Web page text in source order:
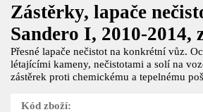
Zástěrky, lapače
Sandero I, 2010-2014,
Přesné lapače nečistot na konkrétní vůz.
létajícími kameny, nečistotami a solí na
zástěrek proti chemickému a tepelnému
Kód zboží: